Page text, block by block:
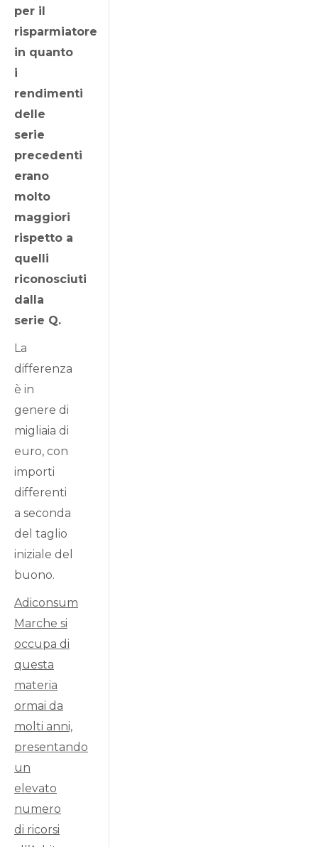
per il
risparmiatore
in quanto
i
rendimenti
delle
serie
precedenti
erano
molto
maggiori
rispetto a
quelli
riconosciuti
dalla
serie Q.
La
differenza
è in
genere di
migliaia di
euro, con
importi
differenti
a seconda
del taglio
iniziale del
buono.
Adiconsum
Marche si
occupa di
questa
materia
ormai da
molti anni,
presentando
un
elevato
numero
di ricorsi